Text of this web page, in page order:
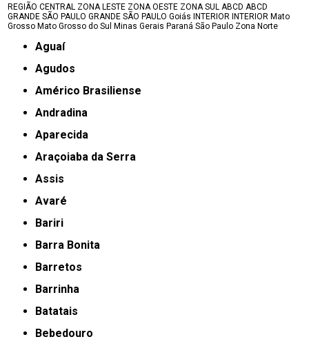
REGIÃO CENTRAL ZONA LESTE ZONA OESTE ZONA SUL ABCD ABCD
GRANDE SÃO PAULO GRANDE SÃO PAULO Goiás INTERIOR INTERIOR Mato
Grosso Mato Grosso do Sul Minas Gerais Paraná São Paulo Zona Norte
Aguaí
Agudos
Américo Brasiliense
Andradina
Aparecida
Araçoiaba da Serra
Assis
Avaré
Bariri
Barra Bonita
Barretos
Barrinha
Batatais
Bebedouro